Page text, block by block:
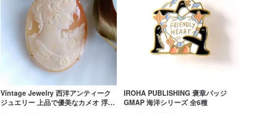
Vintage Jewelry 西洋アンティーク
ジュエリー 上品で優美なカメオ 浮彫
IROHA PUBLISHING 褒章バッジ
GMAP 海洋シリーズ 全6種